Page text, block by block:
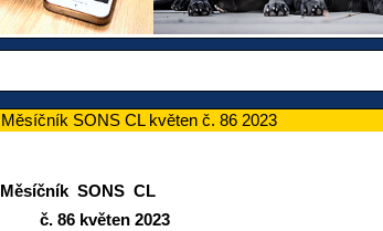
Měsíčník SONS CL květen č. 86 2023
Měsíčník SONS CL
č. 86 květen 2023